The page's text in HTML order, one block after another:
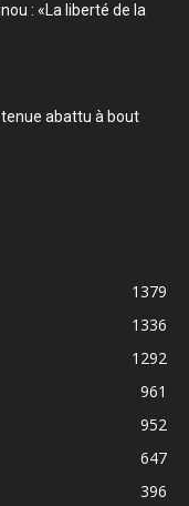
: «La liberté de la
abattu à bout
1379
1336
1292
961
952
647
396